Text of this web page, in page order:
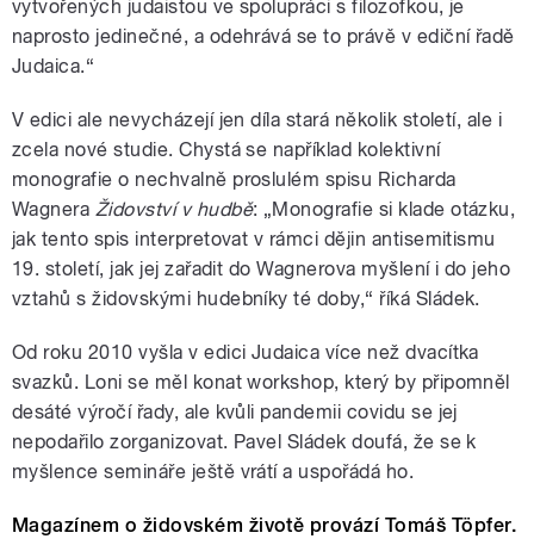
vytvořených judaistou ve spolupráci s filozofkou, je
naprosto jedinečné, a odehrává se to právě v ediční řadě
Judaica.“
V edici ale nevycházejí jen díla stará několik století, ale i
zcela nové studie. Chystá se například kolektivní
monografie o nechvalně proslulém spisu Richarda
Wagnera Židovství v hudbě: „Monografie si klade otázku,
jak tento spis interpretovat v rámci dějin antisemitismu
19. století, jak jej zařadit do Wagnerova myšlení i do jeho
vztahů s židovskými hudebníky té doby,“ říká Sládek.
Od roku 2010 vyšla v edici Judaica více než dvacítka
svazků. Loni se měl konat workshop, který by připomněl
desáté výročí řady, ale kvůli pandemii covidu se jej
nepodařilo zorganizovat. Pavel Sládek doufá, že se k
myšlence semináře ještě vrátí a uspořádá ho.
Magazínem o židovském životě provází Tomáš Töpfer.